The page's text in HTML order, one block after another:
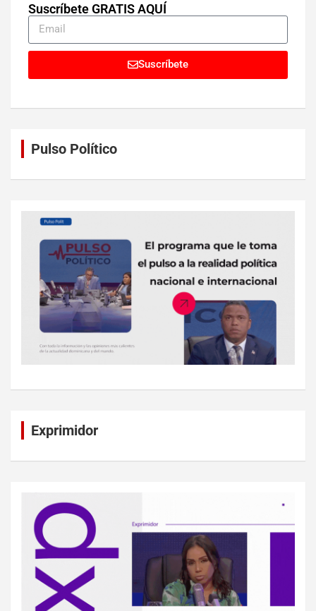
Suscríbete GRATIS AQUÍ
Suscríbete
Pulso Político
Exprimidor